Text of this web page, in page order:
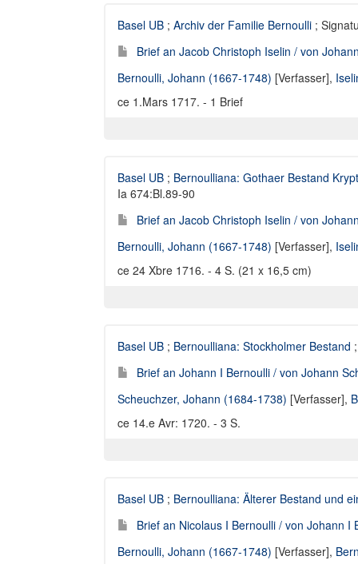
Basel UB ; Archiv der Familie Bernoulli ;
Brief an Jacob Christoph Iselin / von
Bernoulli, Johann (1667-1748) [Verfasser],
ce 1.Mars 1717. - 1 Brief
Basel UB ; Bernoulliana: Gothaer Bestand
Ia 674:Bl.89-90
Brief an Jacob Christoph Iselin / von
Bernoulli, Johann (1667-1748) [Verfasser],
ce 24 Xbre 1716. - 4 S. (21 x 16,5 cm)
Basel UB ; Bernoulliana: Stockholmer Bestand
Brief an Johann I Bernoulli / von Johann
Scheuchzer, Johann (1684-1738) [Verfasser],
ce 14.e Avr: 1720. - 3 S.
Basel UB ; Bernoulliana: Älterer Bestand und
Brief an Nicolaus I Bernoulli / von Johann I
Bernoulli, Johann (1667-1748) [Verfasser],